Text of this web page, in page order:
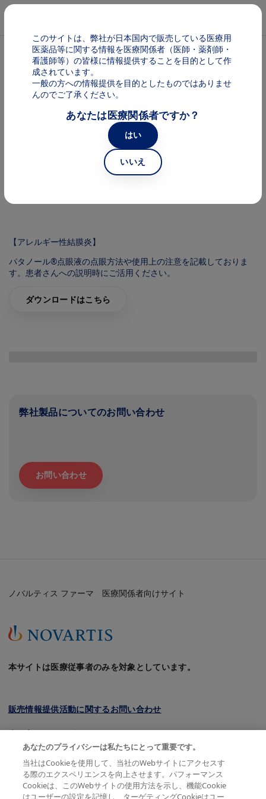
メインコンテンツに移動
パンくず
パタノール
パタノール 患者さま向け提供情報・
パタノール®点眼液を使用される方へ
【アレルギー性結膜炎】
パタノール®点眼液の点眼方法や使用上の注意を記載しておりま
す。患者さんへの説明時にご活用ください。
ダウンロードはこちら
弊社製品についてのお問い合わせ
お問い合わせ
ノバルティス ファーマ 医療関係者向けサイト
本サイトは医療従事者のみを対象としています。
販売情報提供活動に関するお問い合わせ
クッキーについて
プライバシーポリシー
利用規約
このサイトは、弊社が日本国内で販売している医療用
医薬品等に関する情報を医療関係者（医師・薬剤師・
看護師等）の皆様に情報提供することを目的として作
成されています。
一般の方への情報提供を目的としたものではありませ
んのでご了承ください。
あなたは医療関係者ですか？
はい
いいえ
あなたのプライバシーは私たちにとって重要です。
当社はCookieを使用して、当社のWebサイトにアクセスす
る際のエクスペリエンスを向上させます。パフォーマンス
Cookieは、このWebサイトの使用方法を示し、機能Cookie
はユーザーの設定を記憶し、ターゲティングCookieはユー